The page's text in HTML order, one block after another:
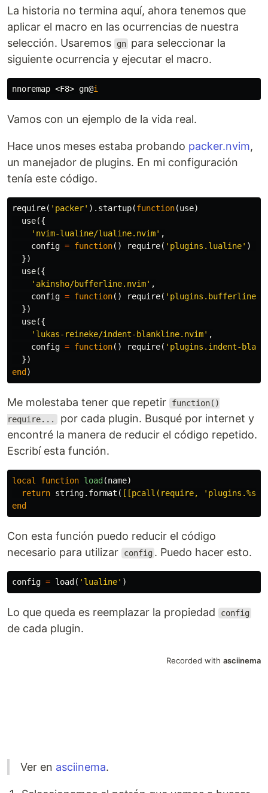
La historia no termina aquí, ahora tenemos que
aplicar el macro en las ocurrencias de nuestra
selección. Usaremos
gn para seleccionar la
siguiente ocurrencia y ejecutar el macro.
nnoremap <F8> gn@i
Vamos con un ejemplo de la vida real.
Hace unos meses estaba probando packer.nvim,
un manejador de plugins. En mi configuración
tenía este código.
require( 'packer' ). startup(function(use)
use({
'nvim-lualine/lualine.nvim' ,
config = function() require( 'plugins.lualine' )
})
use({
'akinsho/bufferline.nvim' ,
config = function() require( 'plugins.bufferline'
})
use({
'lukas-reineke/indent-blankline.nvim' ,
config = function() require( 'plugins.indent-
})
end )
Me molestaba tener que repetir
function()
require... por cada plugin. Busqué por internet y
encontré la manera de reducir el código repetido.
Escribí esta función.
local function load (name)
return string.format ( [[pcall(require,
end
Con esta función puedo reducir el código
necesario para utilizar
config . Puedo hacer esto.
config = load ( 'lualine' )
Lo que queda es reemplazar la propiedad config
de cada plugin.
Ver en asciinema.